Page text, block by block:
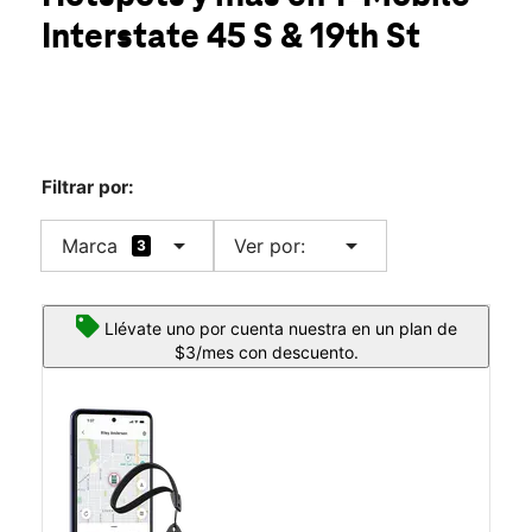
Vie.:10:00 a.m. a 8:00 p.m.
Sáb.:10:00 a.m. a 8:00 p.m.
Interstate 45 S & 19th St
Filtrar por:
Marca 3 arrow_drop_down Ver por: arrow_drop_down
Llévate uno por cuenta nuestra en un plan de
$3/mes con descuento.